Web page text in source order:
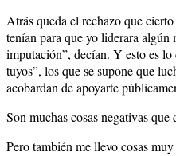
Atrás queda el rechazo que
tenían para que yo liderara
imputación”, decían. Y esto es
tuyos”, los que se supone que
acobardan de apoyarte
Son muchas cosas negativas
Pero también me llevo cosas